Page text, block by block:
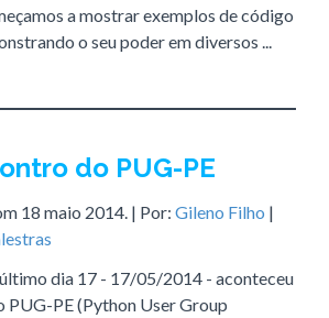
a mostrar exemplos de código
o seu poder em diversos ...
do PUG-PE
18 maio 2014. | Por: Gileno Filho |
dia 17 - 17/05/2014 - aconteceu
PUG-PE (Python User Group